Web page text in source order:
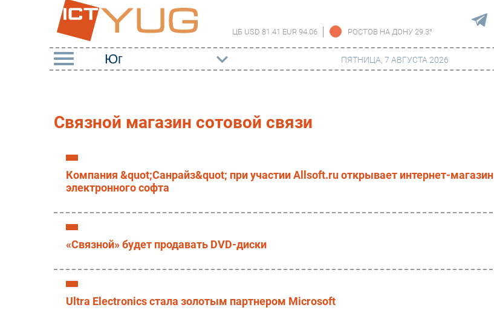
ЦБ USD 81.41 EUR 94.06 РОСТОВ НА ДОНУ 29.3°
Импорто­замещение
Интернет
Мобильная связь
Фиксированная связь
Маркетинг
ПО
Регулирование
Инновации
ПЯТНИЦА, 7 АВГУСТА 2026
Связной магазин сотовой связи
Компания &quot;Санрайз&quot; при участии Allsoft.ru открывает интернет-магазин
электронного софта
«Связной» будет продавать DVD-диски
Ultra Electronics стала золотым партнером Microsoft